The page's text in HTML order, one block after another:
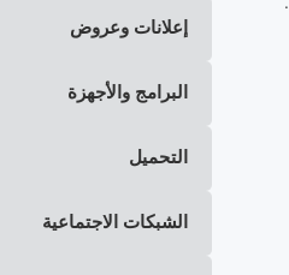
إعلانات وعروض
البرامج والأجهزة
التحميل
الشبكات الاجتماعية